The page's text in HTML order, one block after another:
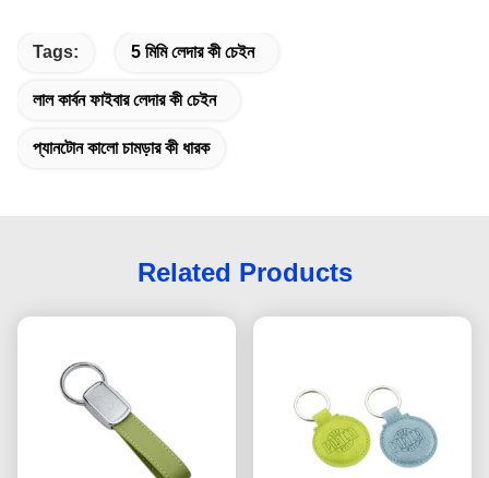
Tags: 5 মিমি লেদার কী চেইন
লাল কার্বন ফাইবার লেদার কী চেইন
প্যানটোন কালো চামড়ার কী ধারক
Related Products